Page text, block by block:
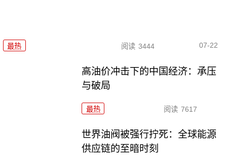
最热 阅读 3444 07-22
高油价冲击下的中国经济：承压
与破局
最热 阅读 7617
世界油阀被强行拧死：全球能源
供应链的至暗时刻